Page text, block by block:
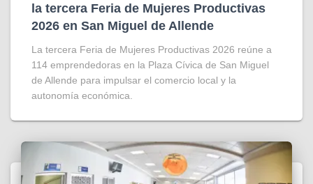
la tercera Feria de Mujeres Productivas
2026 en San Miguel de Allende
La tercera Feria de Mujeres Productivas 2026 reúne a
114 emprendedoras en la Plaza Cívica de San Miguel
de Allende para impulsar el comercio local y la
autonomía económica.